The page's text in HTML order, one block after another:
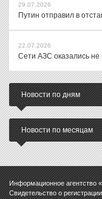
29.07.2026
Путин отправил в
22.07.2026
Сети АЗС оказались не
Новости по дням
Новости по месяцам
Информационное агентство
Свидетельство о